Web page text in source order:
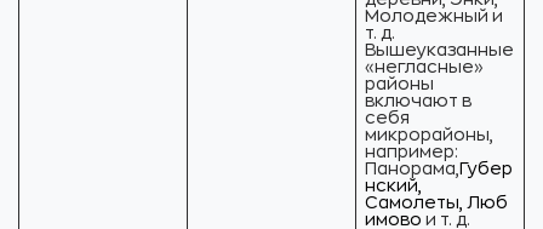
Молодежный и
т. д.
Вышеуказанные
«негласные»
районы
включают в
себя
микрорайоны,
например:
Панорама, Губер
нский,
Самолеты, Люб
имово и т. д.